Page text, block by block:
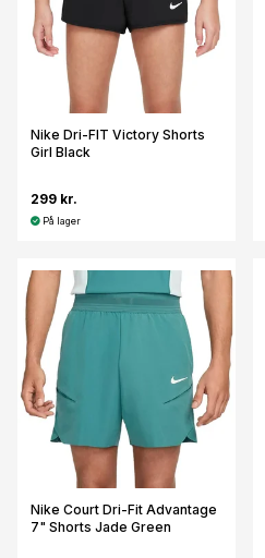
Nike Dri-FIT Victory Shorts
Girl Black
299 kr.
På lager
Nike Court Dri-Fit Advantage
7" Shorts Jade Green